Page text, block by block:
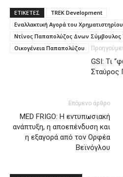
ΕΤΙΚΕΤΕΣ
TREK Development
Εναλλακτική Αγορά του
Ντίνος Παπαπολύζος Δνων Σύμβουλος
Οικογένεια Παπαπολύζου
GSI: Τι
Σταύρος
Επόμενο άρθρο
MED FRIGO: Η εντυπωσιακή
ανάπτυξη, η αποεπένδυση και
η εξαγορά από τον Ορφέα
Βεϊνόγλου